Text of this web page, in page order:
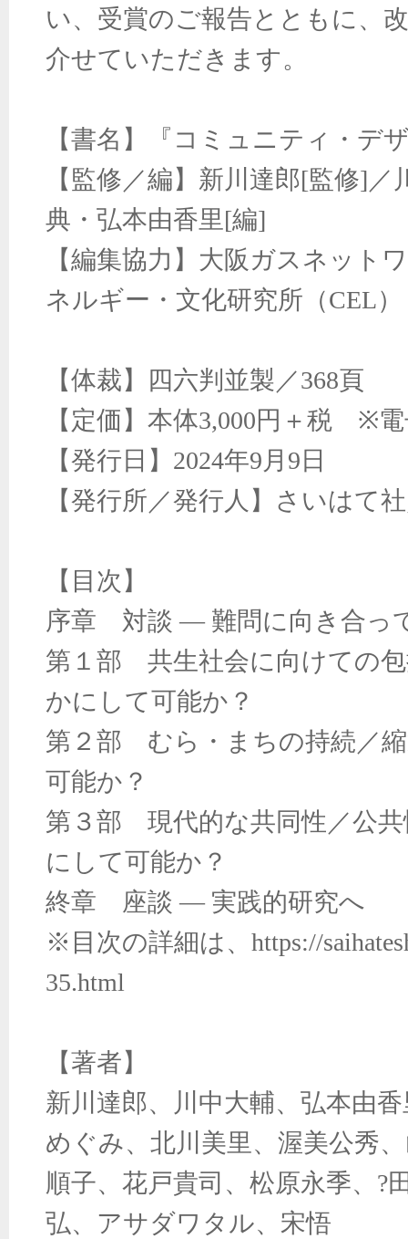
い、受賞のご報告とともに、
介せていただきます。
【書名】『コミュニティ・デ
【監修／編】新川達郎[監修] ／
典・弘本由香里[編]
【編集協力】大阪ガスネット
ネルギー・文化研究所（CEL）
【体裁】四六判並製／368頁
【定価】本体3,000円＋税 ※
【発行日】 2024年9月 9 日
【発行所／発行人】さいは
【目次】
序章 対談 ― 難問に向き合
第１部 共生社会に向けての
かにして可能か？
第２部 むら・まちの持続／
可能か？
第３部 現代的な共同性／公
にして可能か？
終章 座談 ― 実践的研究へ
※目次の詳細は、 https://
35.html
【著者】
新川達郎、川中大輔、弘本由
めぐみ、北川美里、渥美公秀
順子、花戸貴司、松原永季、?
弘、アサダワタル、宋悟